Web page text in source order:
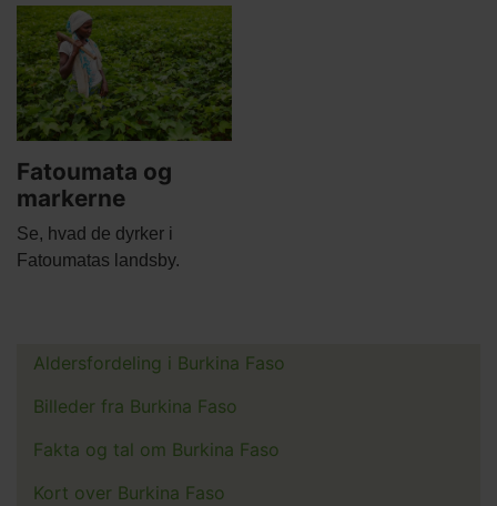
Main
picture
Fatoumata og
markerne
Body
Se, hvad de dyrker i
Fatoumatas landsby.
Main
menu
Aldersfordeling i Burkina Faso
Billeder fra Burkina Faso
Fakta og tal om Burkina Faso
Kort over Burkina Faso